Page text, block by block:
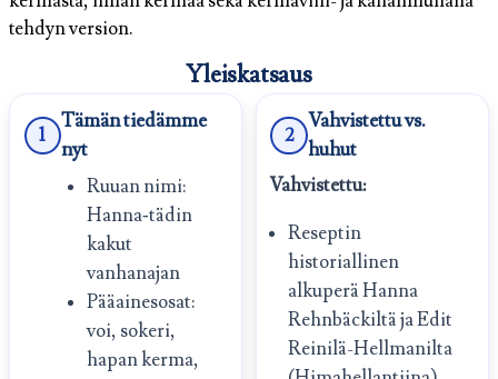
tehdyn version.
Yleiskatsaus
1
Tämän tiedämme
nyt
Ruuan nimi:
Hanna‐tädin
kakut
vanhanajan
Pääainesosat:
voi, sokeri,
hapan kerma,
2
Vahvistettu vs.
huhut
Vahvistettu:
Reseptin
historiallinen
alkuperä Hanna
Rehnbäckiltä ja Edit
Reinilä-Hellmanilta